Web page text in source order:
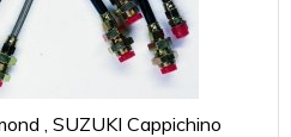
, SUZUKI Cappichino